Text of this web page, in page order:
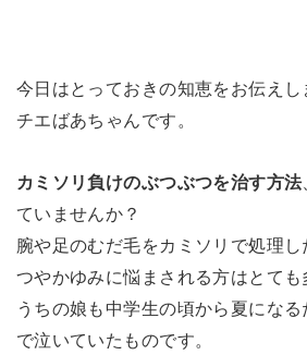
今日はとっておきの知恵をお伝えし
チエばあちゃんです。
カミソリ負けのぶつぶつを治す方法
ていませんか？
腕や足のむだ毛をカミソリで処理
つやかゆみに悩まされる方はとても
うちの娘も中学生の頃から夏にな
で泣いていたものです。